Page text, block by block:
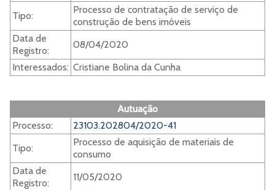
Tipo:
Processo de contratação de serviço de
construção de bens imóveis
Data de
Registro:
08/04/2020
Interessados: Cristiane Bolina da Cunha
Autuação
Processo:
23103.202804/2020-41
Tipo:
Processo de aquisição de materiais de
consumo
Data de
Registro:
11/05/2020